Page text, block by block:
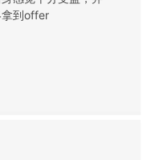
拿到offer